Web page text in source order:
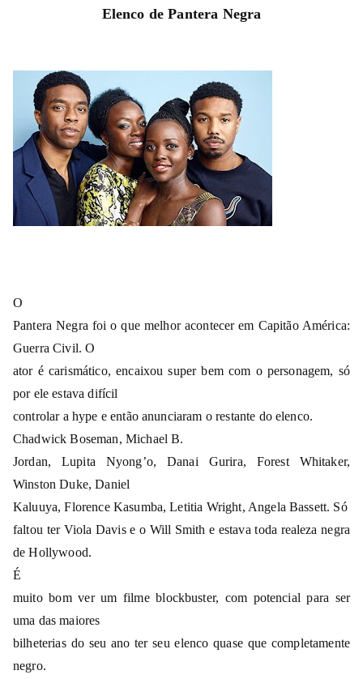
Elenco de Pantera Negra
O
Pantera Negra foi o que melhor acontecer em Capitão América:
Guerra Civil. O
ator é carismático, encaixou super bem com o personagem, só
por ele estava difícil
controlar a hype e então anunciaram o restante do elenco.
Chadwick Boseman, Michael B.
Jordan, Lupita Nyong’o, Danai Gurira, Forest Whitaker,
Winston Duke, Daniel
Kaluuya, Florence Kasumba, Letitia Wright, Angela Bassett. Só
faltou ter Viola Davis e o Will Smith e estava toda realeza negra
de Hollywood.
É
muito bom ver um filme blockbuster, com potencial para ser
uma das maiores
bilheterias do seu ano ter seu elenco quase que completamente
negro.